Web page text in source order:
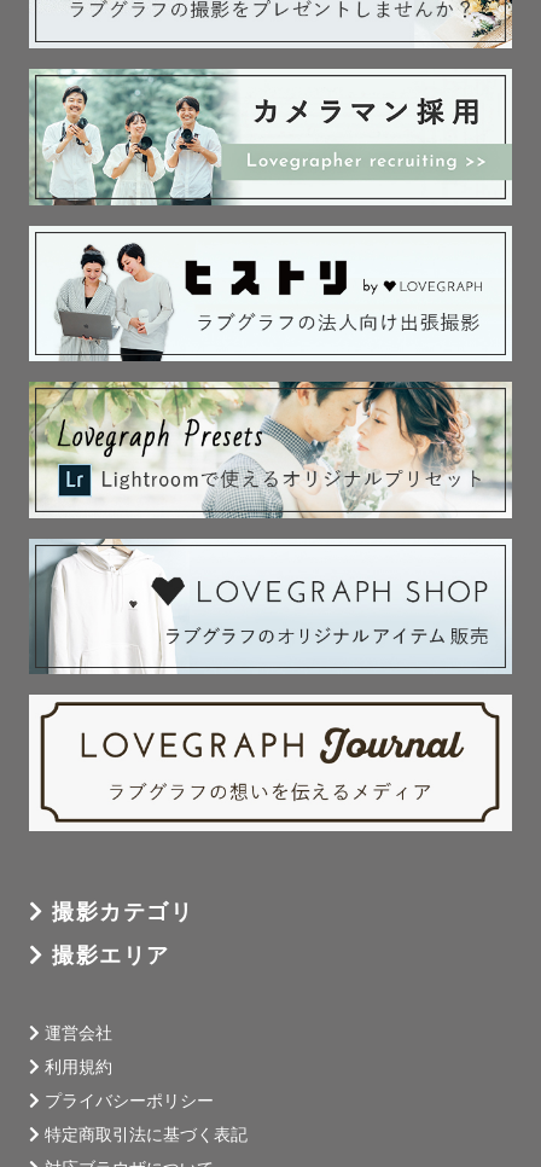
撮影カテゴリ
撮影エリア
運営会社
利用規約
プライバシーポリシー
特定商取引法に基づく表記